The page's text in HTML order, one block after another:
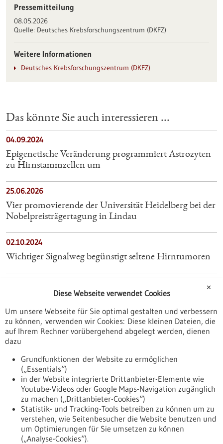
Pressemitteilung
08.05.2026
Quelle: Deutsches Krebsforschungszentrum (DKFZ)
Weitere Informationen
Deutsches Krebsforschungszentrum (DKFZ)
Das könnte Sie auch interessieren ...
04.09.2024
Epigenetische Veränderung programmiert Astrozyten
zu Hirnstammzellen um
25.06.2026
Vier promovierende der Universität Heidelberg bei der
Nobelpreisträgertagung in Lindau
02.10.2024
Wichtiger Signalweg begünstigt seltene Hirntumoren
Der individuelle genetische Hintergrund steuert die
Evolution von Krebs
05.03.2025
11.03.2025
Häufiges Blutspenden fördert die Regeneration der
Blutzellen durch genetische Anpassung
Nach oben
✕
Diese Webseite verwendet Cookies
Um unsere Webseite für Sie optimal gestalten und verbessern
zu können, verwenden wir Cookies: Diese kleinen Dateien, die
auf Ihrem Rechner vorübergehend abgelegt werden, dienen
dazu
Grundfunktionen der Website zu ermöglichen
(„Essentials“)
in der Website integrierte Drittanbieter-Elemente wie
Youtube-Videos oder Google Maps-Navigation zugänglich
zu machen („Drittanbieter-Cookies“)
Statistik- und Tracking-Tools betreiben zu können um zu
verstehen, wie Seitenbesucher die Website benutzen und
um Optimierungen für Sie umsetzen zu können
(„Analyse-Cookies“).